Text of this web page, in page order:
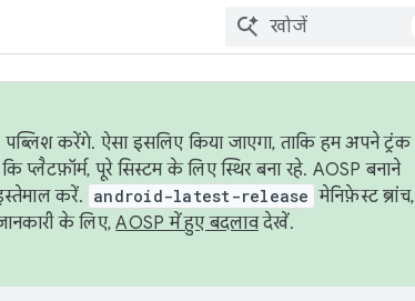
करेंगे. ऐसा इसलिए किया जाएगा, ताकि हम अपने ट्रंक
पूरे सिस्टम के लिए स्थिर बना रहे. AOSP बनाने
करें. android-latest-release मेनिफ़ेस्ट ब्रांच,
के लिए,AOSP में हुए बदलावदेखें.